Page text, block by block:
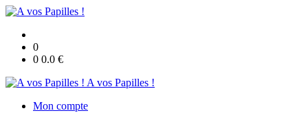
0
0 0.0 €
A vos Papilles !
Mon compte